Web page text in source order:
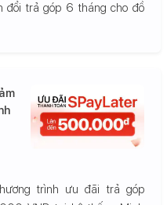
đổi trả góp 6 tháng cho đồ
trình ưu đãi trả góp